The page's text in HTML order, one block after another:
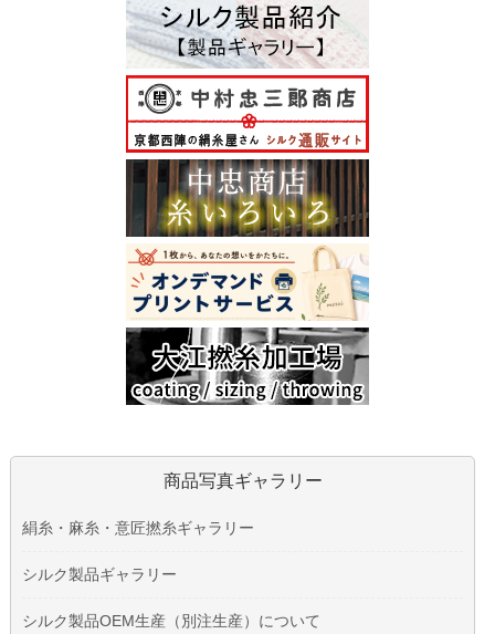
商品写真ギャラリー
絹糸・麻糸・意匠撚糸ギャラリー
シルク製品ギャラリー
シルク製品OEM生産（別注生産）について